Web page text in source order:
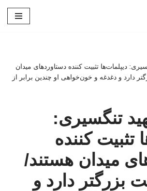
دیپلمات‌ها تثبیت کننده دستاوردهای میدان
دارد و دغدغه و خون‌خواهی او چندین برابر از
تنگسیری:
تثبیت کننده
میدان هستند/
بزرگتر دارد و